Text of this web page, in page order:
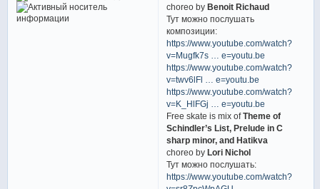
choreo byBenoit Richaud
Тут можно послушать
композиции:
https://www.youtube.com/watch?
v=Mugfk7s … e=youtu.be
https://www.youtube.com/watch?
v=twv6lFl … e=youtu.be
https://www.youtube.com/watch?
v=K_HlFGj … e=youtu.be
Free skate is mix ofTheme of
Schindler’s List, Prelude in C
sharp minor, and Hatikva
choreo byLori Nichol
Тут можно послушать:
https://www.youtube.com/watch?